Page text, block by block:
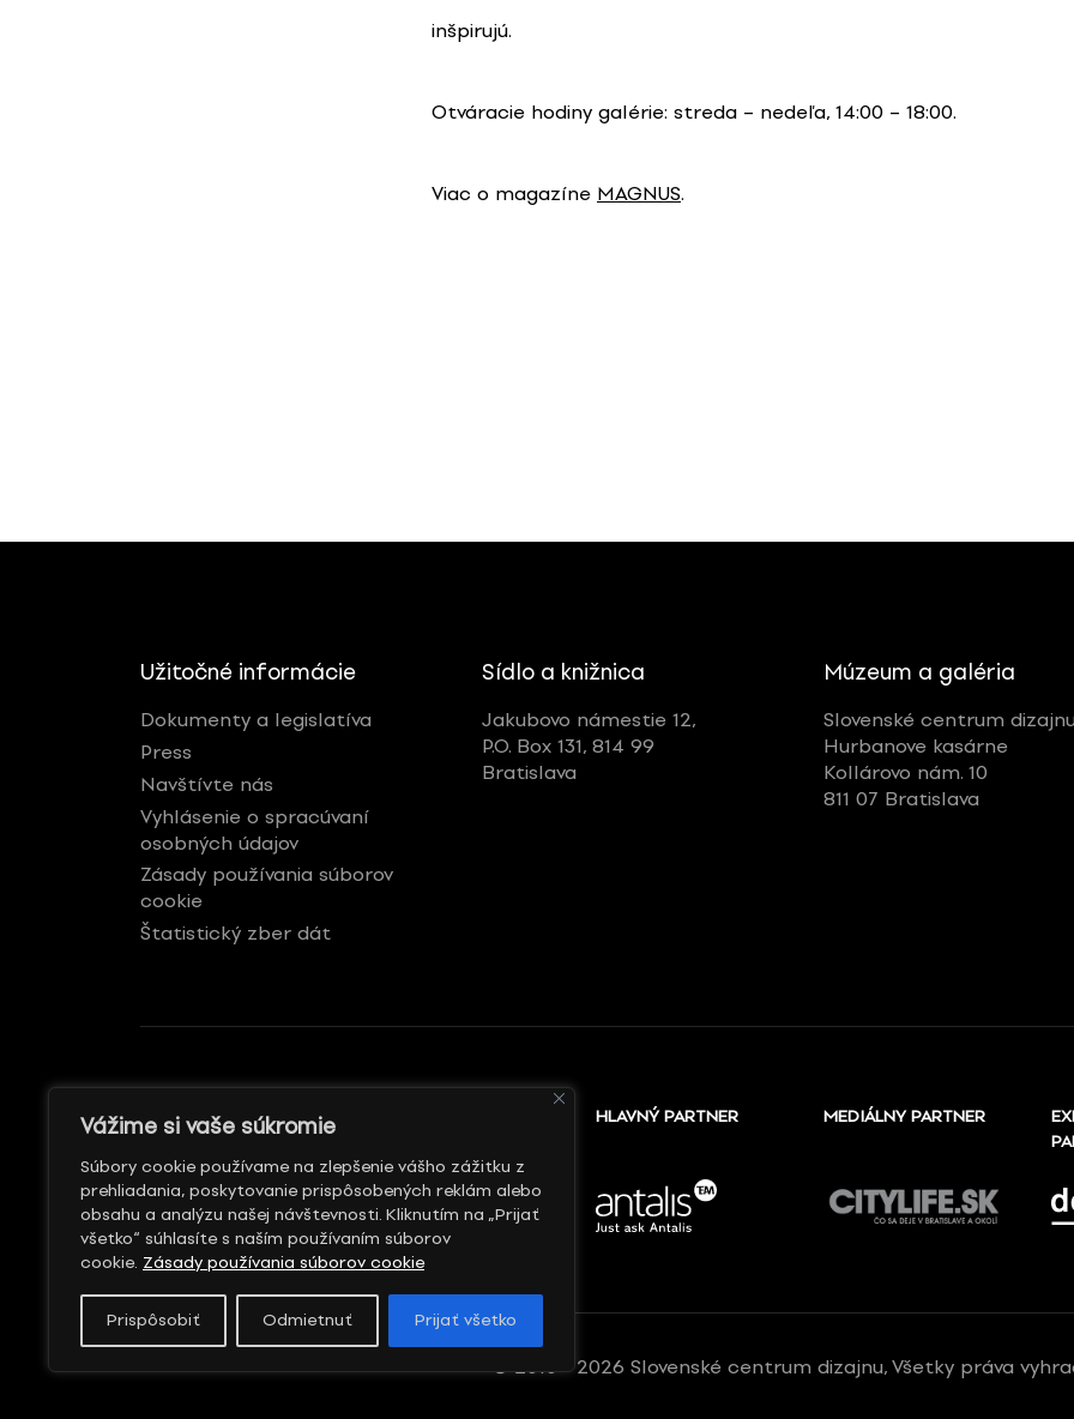
Vážime si vaše súkromie
Súbory cookie používame na zlepšenie vášho zážitku z
prehliadania, poskytovanie prispôsobených reklám alebo
obsahu a analýzu našej návštevnosti. Kliknutím na „Prijať
všetko“ súhlasíte s naším používaním súborov
cookie. Zásady používania súborov cookie
Prispôsobiť Odmietnuť Prijať všetko
inšpirujú.
Otváracie hodiny galérie: streda – nedeľa, 14:00 – 18:00.
Viac o magazíne MAGNUS.
Užitočné informácie
Dokumenty a legislatíva
Press
Navštívte nás
Vyhlásenie o spracúvaní
osobných údajov
Zásady používania súborov
cookie
Štatistický zber dát
Sídlo a knižnica
Jakubovo námestie 12,
P.O. Box 131, 814 99
Bratislava
Múzeum a galéria
Slovenské centrum
Hurbanove kasárne
Kollárovo nám. 10
811 07 Bratislava
GENERÁLNY REKLAMNÝ
HLAVNÝ PARTNER MEDIÁLNY PARTNER
© 2010 - 2026 Slovenské centrum dizajnu, Všetky práva